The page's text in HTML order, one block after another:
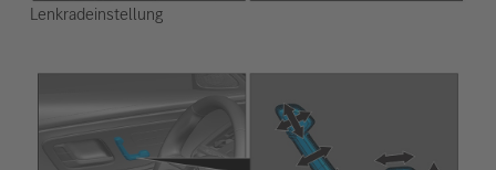
Lenkradeinstellung